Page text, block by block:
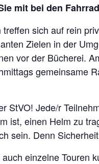
mit bei den
sich auf rein
Zielen in der
vor der Bücherei.
gemeinsame
StVO! Jede/r
ist, einen Helm zu
sein. Denn
einzelne Touren